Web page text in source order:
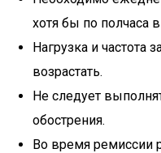
хотя бы по полчаса
Нагрузка и частота
возрастать.
Не следует
обострения.
Во время ремиссии